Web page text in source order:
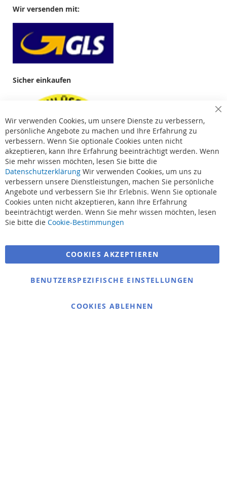
Wir versenden mit:
Sicher einkaufen
Suchbegriffe
Bestellungen und Rücksendungen
Kontaktieren Sie uns
Cookie Einstellungen
Wir verwenden Cookies, um unsere Dienste zu verbessern,
persönliche Angebote zu machen und Ihre Erfahrung zu
verbessern. Wenn Sie optionale Cookies unten nicht
akzeptieren, kann Ihre Erfahrung beeinträchtigt werden. Wenn
Sie mehr wissen möchten, lesen Sie bitte die
Datenschutzerklärung Wir verwenden Cookies, um uns zu
verbessern unsere Dienstleistungen, machen Sie persönliche
Angebote und verbessern Sie Ihr Erlebnis. Wenn Sie optionale
Cookies unten nicht akzeptieren, kann Ihre Erfahrung
beeinträchtigt werden. Wenn Sie mehr wissen möchten, lesen
Sie bitte die Cookie-Bestimmungen
COOKIES AKZEPTIEREN
BENUTZERSPEZIFISCHE EINSTELLUNGEN
COOKIES ABLEHNEN